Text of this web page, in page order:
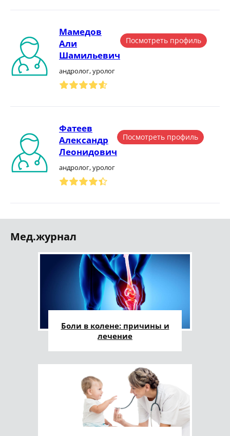
Мамедов
Али
Шамильевич
андролог, уролог
Посмотреть профиль
Фатеев
Александр
Леонидович
андролог, уролог
Посмотреть профиль
Мед.журнал
Боли в колене: причины и
лечение